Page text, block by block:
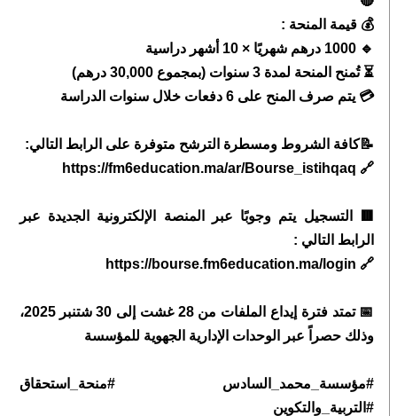
💰 قيمة المنحة :
🔹 1000 درهم شهريًا × 10 أشهر دراسية
⏳ تُمنح المنحة لمدة 3 سنوات (بمجموع 30,000 درهم)
💳 يتم صرف المنح على 6 دفعات خلال سنوات الدراسة
📝كافة الشروط ومسطرة الترشح متوفرة على الرابط التالي:
🔗 https://fm6education.ma/ar/Bourse_istihqaq
🟥 التسجيل يتم وجوبًا عبر المنصة الإلكترونية الجديدة عبر
الرابط التالي :
🔗 https://bourse.fm6education.ma/login
📅 تمتد فترة إيداع الملفات من 28 غشت إلى 30 شتنبر 2025،
وذلك حصراً عبر الوحدات الإدارية الجهوية للمؤسسة
#مؤسسة_محمد_السادس #منحة_استحقاق
#التربية_والتكوين